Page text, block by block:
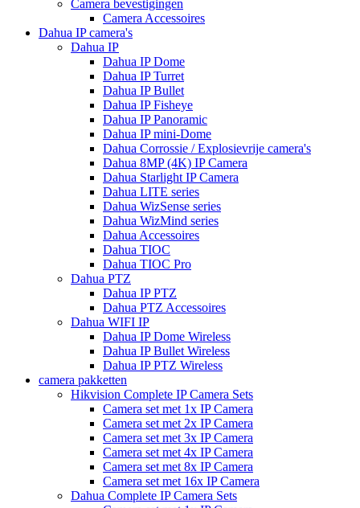
Camera bevestigingen
Camera Accessoires
Dahua IP camera's
Dahua IP
Dahua IP Dome
Dahua IP Turret
Dahua IP Bullet
Dahua IP Fisheye
Dahua IP Panoramic
Dahua IP mini-Dome
Dahua Corrossie / Explosievrije camera's
Dahua 8MP (4K) IP Camera
Dahua Starlight IP Camera
Dahua LITE series
Dahua WizSense series
Dahua WizMind series
Dahua Accessoires
Dahua TIOC
Dahua TIOC Pro
Dahua PTZ
Dahua IP PTZ
Dahua PTZ Accessoires
Dahua WIFI IP
Dahua IP Dome Wireless
Dahua IP Bullet Wireless
Dahua IP PTZ Wireless
camera pakketten
Hikvision Complete IP Camera Sets
Camera set met 1x IP Camera
Camera set met 2x IP Camera
Camera set met 3x IP Camera
Camera set met 4x IP Camera
Camera set met 8x IP Camera
Camera set met 16x IP Camera
Dahua Complete IP Camera Sets